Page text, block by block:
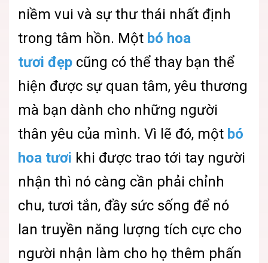
niềm vui và sự thư thái nhất định
trong tâm hồn. Một bó hoa
tươi đẹp cũng có thể thay bạn thể
hiện được sự quan tâm, yêu thương
mà bạn dành cho những người
thân yêu của mình. Vì lẽ đó, một bó
hoa tươi khi được trao tới tay người
nhận thì nó càng cần phải chỉnh
chu, tươi tắn, đầy sức sống để nó
lan truyền năng lượng tích cực cho
người nhận làm cho họ thêm phấn